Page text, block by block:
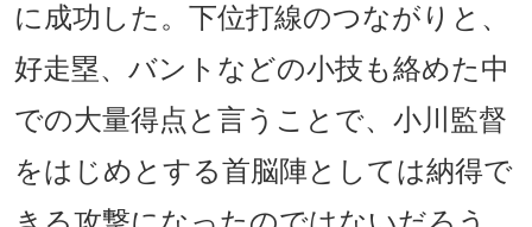
に成功した。下位打線のつながりと、
好走塁、バントなどの小技も絡めた中
での大量得点と言うことで、小川監督
をはじめとする首脳陣としては納得で